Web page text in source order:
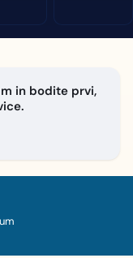
in bodite prvi,